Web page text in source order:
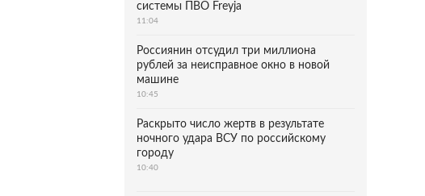
системы ПВО Freyja
11:04
Россиянин отсудил три миллиона
рублей за неисправное окно в новой
машине
10:45
Раскрыто число жертв в результате
ночного удара ВСУ по российскому
городу
10:40